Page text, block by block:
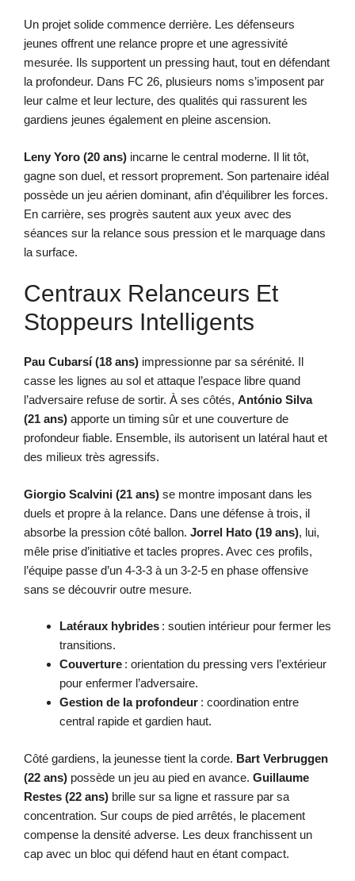
Un projet solide commence derrière. Les défenseurs
jeunes offrent une relance propre et une agressivité
mesurée. Ils supportent un pressing haut, tout en défendant
la profondeur. Dans FC 26, plusieurs noms s’imposent par
leur calme et leur lecture, des qualités qui rassurent les
gardiens jeunes également en pleine ascension.
Leny Yoro (20 ans) incarne le central moderne. Il lit tôt,
gagne son duel, et ressort proprement. Son partenaire idéal
possède un jeu aérien dominant, afin d’équilibrer les forces.
En carrière, ses progrès sautent aux yeux avec des
séances sur la relance sous pression et le marquage dans
la surface.
Centraux Relanceurs Et
Stoppeurs Intelligents
Pau Cubarsí (18 ans) impressionne par sa sérénité. Il
casse les lignes au sol et attaque l’espace libre quand
l’adversaire refuse de sortir. À ses côtés, António Silva
(21 ans) apporte un timing sûr et une couverture de
profondeur fiable. Ensemble, ils autorisent un latéral haut et
des milieux très agressifs.
Giorgio Scalvini (21 ans) se montre imposant dans les
duels et propre à la relance. Dans une défense à trois, il
absorbe la pression côté ballon. Jorrel Hato (19 ans), lui,
mêle prise d’initiative et tacles propres. Avec ces profils,
l’équipe passe d’un 4-3-3 à un 3-2-5 en phase offensive
sans se découvrir outre mesure.
Latéraux hybrides : soutien intérieur pour fermer les
transitions.
Couverture : orientation du pressing vers l’extérieur
pour enfermer l’adversaire.
Gestion de la profondeur : coordination entre
central rapide et gardien haut.
Côté gardiens, la jeunesse tient la corde. Bart Verbruggen
(22 ans) possède un jeu au pied en avance. Guillaume
Restes (22 ans) brille sur sa ligne et rassure par sa
concentration. Sur coups de pied arrêtés, le placement
compense la densité adverse. Les deux franchissent un
cap avec un bloc qui défend haut en étant compact.